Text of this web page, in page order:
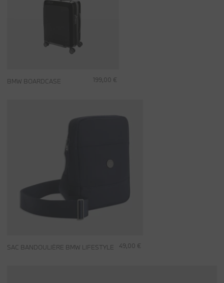
199,00 €
BMW BOARDCASE
49,00 €
SAC BANDOULIÈRE BMW LIFESTYLE